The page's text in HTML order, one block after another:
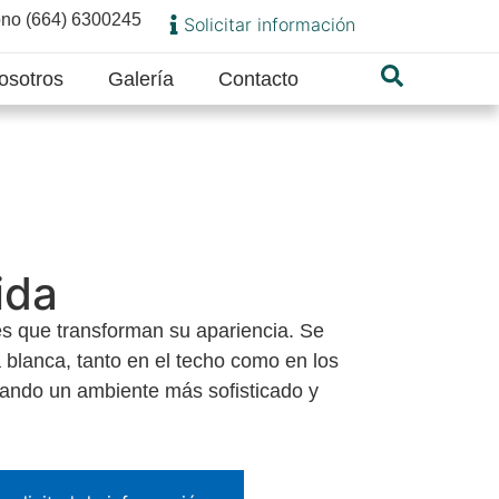
(664) 6300245 Solicitar información
Galería Contacto
que transforman su apariencia. Se
tanto en el techo como en los
un ambiente más sofisticado y